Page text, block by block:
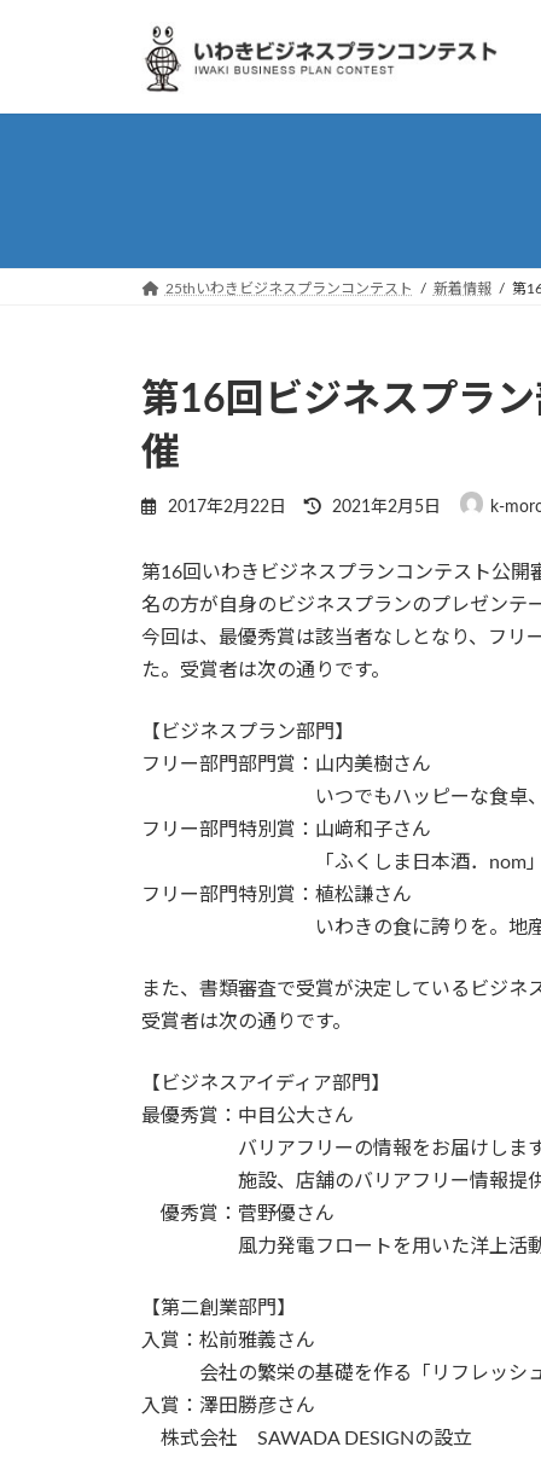
25thいわきビジネスプランコンテスト 新着情報 第
第16回ビジネスプラ
催
2017年2月22日
Last
updated
2021年2月5日 k-
第16回いわきビジネスプランコンテスト公
名の方が自身のビジネスプランのプレゼンテ
今回は、最優秀賞は該当者なしとなり、フリ
た。受賞者は次の通りです。
【ビジネスプラン部門】
フリー部門部門賞：山内美樹さん
いつでもハッピーな食卓、「ワン
フリー部門特別賞：山﨑和子さん
「ふくしま日本酒．nom」世界で
フリー部門特別賞：植松謙さん
いわきの食に誇りを。地産地消で
また、書類審査で受賞が決定しているビジネ
受賞者は次の通りです。
【ビジネスアイディア部門】
最優秀賞：中目公大さん
バリアフリーの情報をお届けします！
施設、店舗のバリアフリー情報提供
優秀賞：菅野優さん
風力発電フロートを用いた洋上活動
【第二創業部門】
入賞：松前雅義さん
会社の繁栄の基礎を作る「リフレッシュ
入賞：澤田勝彦さん
株式会社 SAWADA DESIGNの設立